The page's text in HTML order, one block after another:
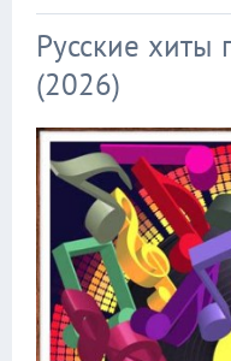
Русские хиты
(2026)